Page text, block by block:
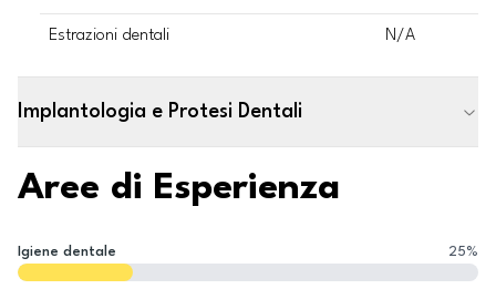
Estrazioni dentali N/A
Implantologia e Protesi Dentali
Aree di Esperienza
Igiene dentale 25%